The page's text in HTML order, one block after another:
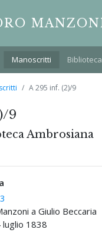
Manoscritti
A 295 inf. (2)/9
9
Ambrosiana
a Giulio Beccaria
luglio 1838